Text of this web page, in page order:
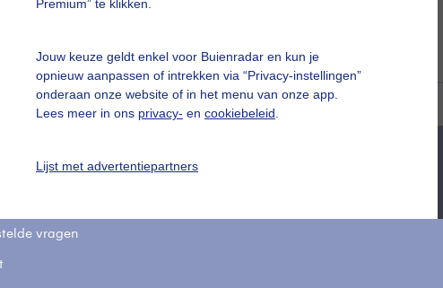
Premium” te klikken.
Jouw keuze geldt enkel voor Buienradar en kun je
opnieuw aanpassen of intrekken via “Privacy-instellingen”
onderaan onze website of in het menu van onze app.
Lees meer in ons privacy- en cookiebeleid
Lijst met advertentiepartners
Een moment geduld aub...
vragen